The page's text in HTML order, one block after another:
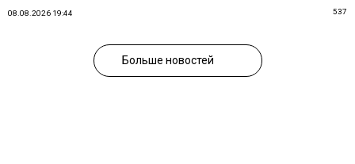
08.08.2026 19:44 537
Больше новостей